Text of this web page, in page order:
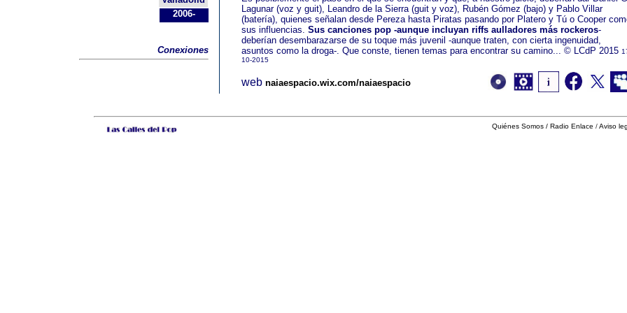
Lagunar (voz y guit), Leandro de la Sierra (guit y voz), Rubén Gómez (bajo) y Pablo Villar
(batería), quienes señalan desde Pereza hasta Piratas pasando por Platero y Tú o Cooper
sus influencias. Sus canciones pop -aunque incluyan riffs aulladores más rockeros-
deberían desembarazarse de su toque más juvenil -aunque traten, con cierta ingenuidad,
asuntos como la droga-. Que conste, tienen temas para encontrar su camino... © LCdP 2015
10-2015
web naiaespacio.wix.com/naiaespacio
2006-
Conexiones
Quiénes Somos / Radio Enlace /Aviso